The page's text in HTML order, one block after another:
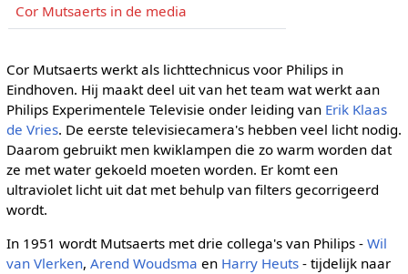
Cor Mutsaerts in de media
Cor Mutsaerts werkt als lichttechnicus voor Philips in
Eindhoven. Hij maakt deel uit van het team wat werkt aan
Philips Experimentele Televisie onder leiding van Erik Klaas
de Vries. De eerste televisiecamera's hebben veel licht nodig.
Daarom gebruikt men kwiklampen die zo warm worden dat
ze met water gekoeld moeten worden. Er komt een
ultraviolet licht uit dat met behulp van filters gecorrigeerd
wordt.
In 1951 wordt Mutsaerts met drie collega's van Philips - Wil
van Vlerken, Arend Woudsma en Harry Heuts- tijdelijk naar